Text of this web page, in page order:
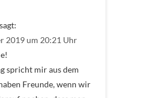
sagt:
2019 um 20:21 Uhr
spricht mir aus dem
Freunde, wenn wir